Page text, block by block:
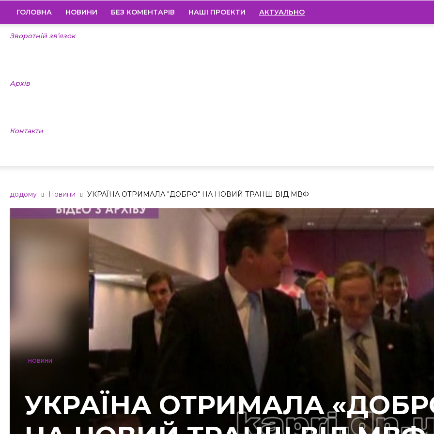
ГОЛОВНА НОВИНИ БЕЗ КОМЕНТАРІВ НАШІ ПРОЕКТИ АКТУАЛЬНО
Зворотній зв’язок
Архів
Контакти
додому Новини УКРАЇНА ОТРИМАЛА "ДОБРО" НА НОВИЙ ТРАНШ ВІД МВФ
НОВИНИ
УКРАЇНА ОТРИМАЛА